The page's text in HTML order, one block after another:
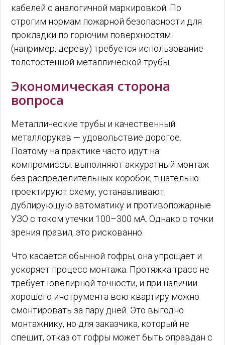
кабелей с аналогичной маркировкой. По
строгим нормам пожарной безопасности для
прокладки по горючим поверхностям
(например, дереву) требуется использование
толстостенной металлической трубы.
Экономическая сторона
вопроса
Металлические трубы и качественный
металлорукав — удовольствие дорогое.
Поэтому на практике часто идут на
компромиссы: выполняют аккуратный монтаж
без распределительных коробок, тщательно
проектируют схему, устанавливают
дублирующую автоматику и противопожарные
УЗО с током утечки 100–300 мА. Однако с точки
зрения правил, это рискованно.
Что касается обычной гофры, она упрощает и
ускоряет процесс монтажа. Протяжка трасс не
требует ювелирной точности, и при наличии
хорошего инструмента всю квартиру можно
смонтировать за пару дней. Это выгодно
монтажнику, но для заказчика, который не
спешит, отказ от гофры может быть оправдан с